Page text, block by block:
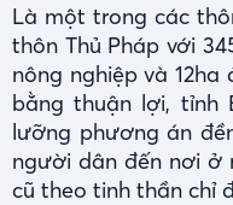
Là một trong các
thôn Thủ Pháp với
nông nghiệp và
bằng thuận lợi, tỉnh
lưỡng phương án
người dân đến nơi
cũ theo tinh thần chỉ